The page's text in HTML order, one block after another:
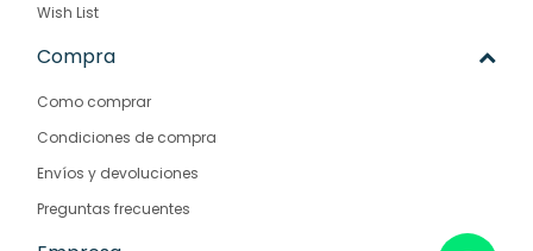
Wish List
Compra
Como comprar
Condiciones de compra
Envíos y devoluciones
Preguntas frecuentes